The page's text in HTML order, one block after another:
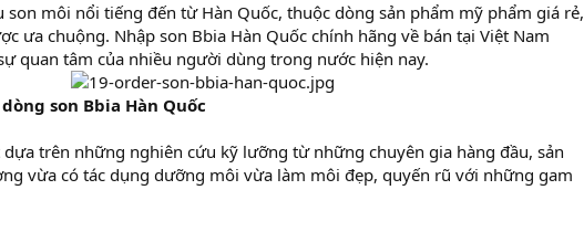
son môi nổi tiếng đến từ Hàn Quốc, thuộc dòng sản phẩm mỹ phẩm giá rẻ,
ưa chuộng. Nhập son Bbia Hàn Quốc chính hãng về bán tại Việt Nam
quan tâm của nhiều người dùng trong nước hiện nay.
son Bbia Hàn Quốc
dựa trên những nghiên cứu kỹ lưỡng từ những chuyên gia hàng đầu, sản
vừa có tác dụng dưỡng môi vừa làm môi đẹp, quyến rũ với những gam